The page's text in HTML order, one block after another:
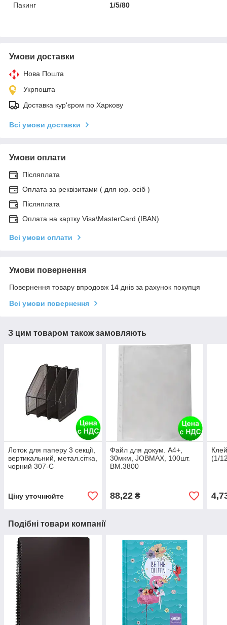
Пакинг
1/5/80
Умови доставки
Нова Пошта
Укрпошта
Доставка кур'єром по Харкову
Всі умови доставки
Умови оплати
Післяплата
Оплата за реквізитами ( для юр. осіб )
Післяплата
Оплата на картку Visa\MasterCard (IBAN)
Всі умови оплати
Умови повернення
Повернення товару впродовж 14 днів за рахунок покупця
Всі умови повернення
З цим товаром також замовляють
Лоток для паперу 3 секції,
вертикальний, метал.сітка,
чорний 307-C
Ціну уточнюйте
Файл для докум. А4+,
30мкм, JOBMAX, 100шт.
BM.3800
88,22₴
(1/
Подібні товари компанії